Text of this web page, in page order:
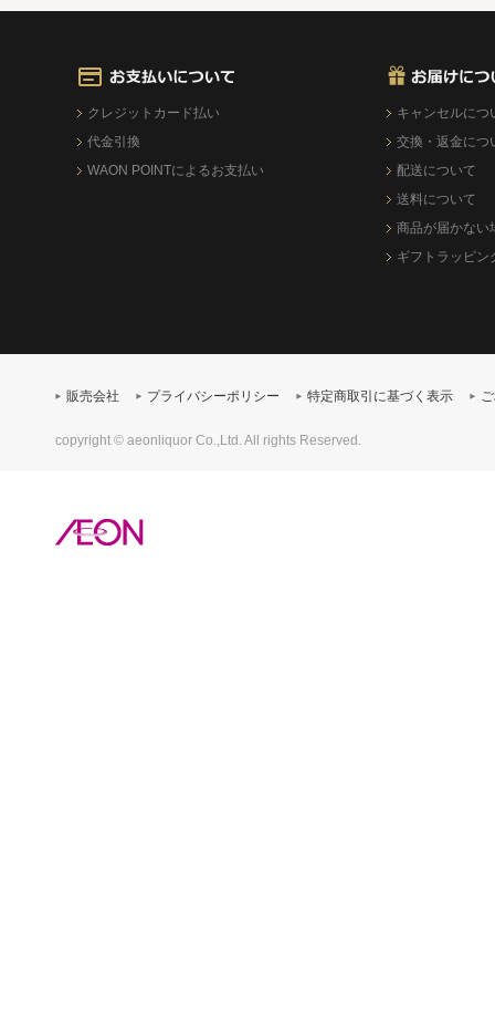
クレジットカード払い
代金引換
WAON POINTによるお支払い
キャンセルにつ
交換・返金につ
配送について
送料について
商品が届かない
ギフトラッピン
販売会社 プライバシーポリシー 特定商取引に基づく表示
copyright © aeonliquor Co.,Ltd. All rights Reserved.